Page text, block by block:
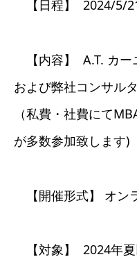
【日程】 2024/5/
【内容】 A.T. カー
および弊社コンサル
（私費・社費にて
が多数参加致します)
【開催形式】 オン
【対象】 2024年夏